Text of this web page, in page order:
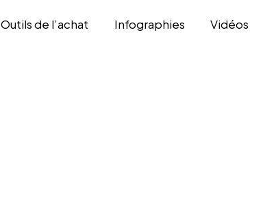
Outils de l’achat Infographies Vidéos